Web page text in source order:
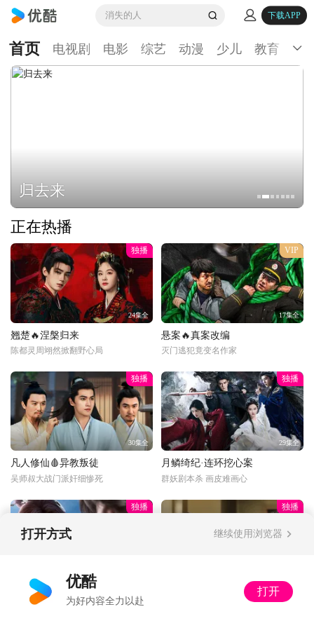
消失的人 下载APP
首页 电视剧 电影 综艺 动漫 少儿 教育 生
归去来
正在热播
独播
24集全
翘楚🔥涅槃归来
陈都灵周翊然掀翻野心局
VIP
17集全
悬案🔥真案改编
灭门逃犯竟变名作家
独播
30集全
凡人修仙🩸异教叛徒
吴师叔大战门派奸细惨死
独播
29集全
月鳞绮纪·连环挖心案
群妖剧本杀 画皮难画心
独播
光阴之外💰富婆打赏
丁雪：多了收着，姐不差钱
独播
以法之名·饭局被做局
打开方式 继续使用浏览器
优酷
为好内容全力以赴
打开